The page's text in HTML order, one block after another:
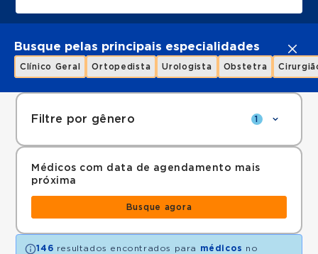
Busque pelas principais especialidades
Clínico Geral Ortopedista Urologista Obstetra
Filtre por gênero 1
Médicos com data de agendamento mais
próxima
Busque agora
146 resultados encontrados para médicos no